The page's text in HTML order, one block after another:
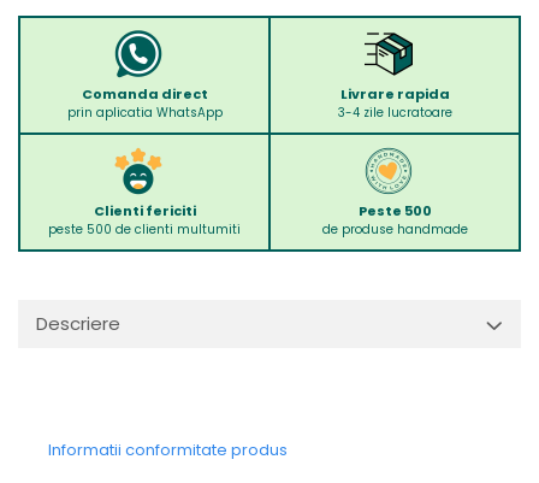
Comanda direct
prin aplicatia WhatsApp
Livrare rapida
3-4 zile lucratoare
Clienti fericiti
peste 500 de clienti multumiti
Peste 500
de produse handmade
Descriere
Informatii conformitate produs